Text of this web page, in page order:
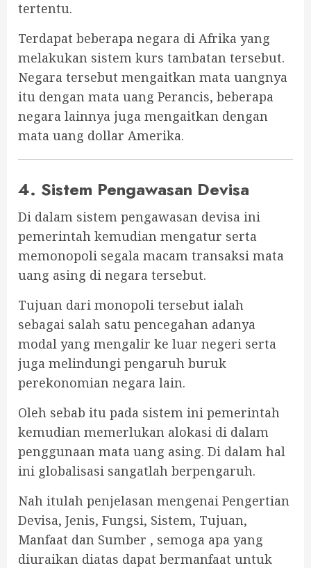
tertentu.
Terdapat beberapa negara di Afrika yang
melakukan sistem kurs tambatan tersebut.
Negara tersebut mengaitkan mata uangnya
itu dengan mata uang Perancis, beberapa
negara lainnya juga mengaitkan dengan
mata uang dollar Amerika.
4. Sistem Pengawasan Devisa
Di dalam sistem pengawasan devisa ini
pemerintah kemudian mengatur serta
memonopoli segala macam transaksi mata
uang asing di negara tersebut.
Tujuan dari monopoli tersebut ialah
sebagai salah satu pencegahan adanya
modal yang mengalir ke luar negeri serta
juga melindungi pengaruh buruk
perekonomian negara lain.
Oleh sebab itu pada sistem ini pemerintah
kemudian memerlukan alokasi di dalam
penggunaan mata uang asing. Di dalam hal
ini globalisasi sangatlah berpengaruh.
Nah itulah penjelasan mengenai Pengertian
Devisa, Jenis, Fungsi, Sistem, Tujuan,
Manfaat dan Sumber , semoga apa yang
diuraikan diatas dapat bermanfaat untuk